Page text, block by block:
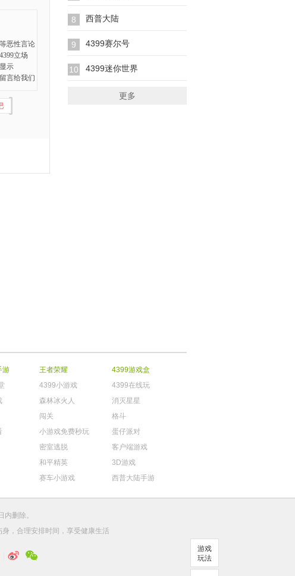
8 西普大陆
9 4399赛尔号
10 4399迷你世界
更多
游 王者荣耀
4399游戏盒
4399小游戏
4399在线玩
森林冰火人
消灭星星
闯关
格斗
小游戏免费秒玩
蛋仔派对
密室逃脱
客户端游戏
和平精英
3D游戏
赛车小游戏 西普大陆手游
游戏
玩法
内删除。
，合理安排时间，享受健康生活